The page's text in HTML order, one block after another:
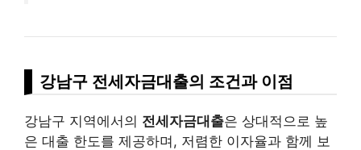
강남구 전세자금대출의 조건과 이점
강남구 지역에서의 전세자금대출은 상대적으로 높
은 대출 한도를 제공하며, 저렴한 이자율과 함께 보